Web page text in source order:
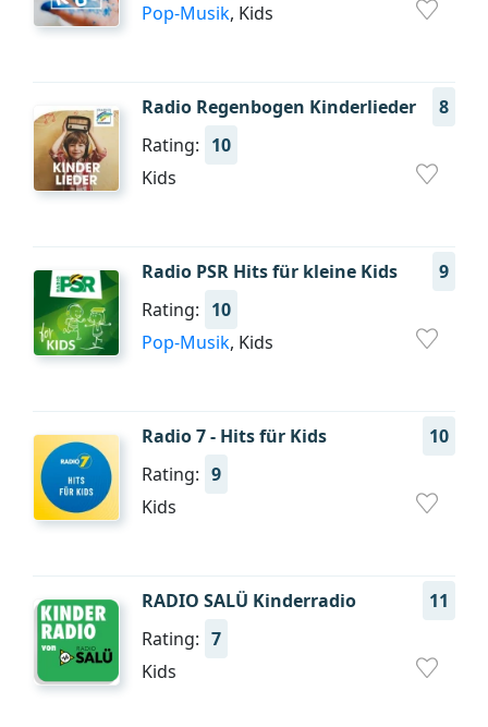
Pop-Musik, Kids
Radio Regenbogen Kinderlieder
8
Rating: 10
Kids
Radio PSR Hits für kleine Kids
9
Rating: 10
Pop-Musik, Kids
Radio 7 - Hits für Kids
10
Rating: 9
Kids
RADIO SALÜ Kinderradio
11
Rating: 7
Kids